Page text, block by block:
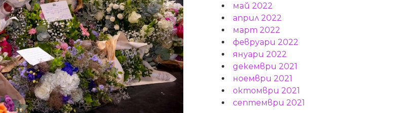
май 2022
април 2022
март 2022
февруари 2022
януари 2022
декември 2021
ноември 2021
октомври 2021
септември 2021